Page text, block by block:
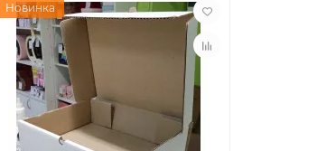
Новинка